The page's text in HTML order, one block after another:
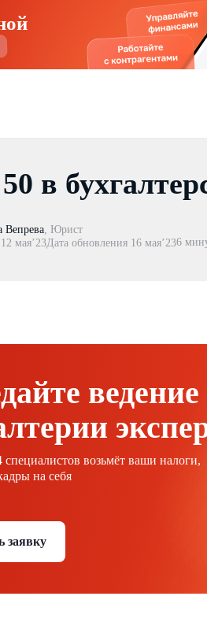
в
Вепрева, Юрист
мая’23Дата обновления 16 мая’236
ведение
специалистов возьмёт ваши налоги,
на себя
заявку